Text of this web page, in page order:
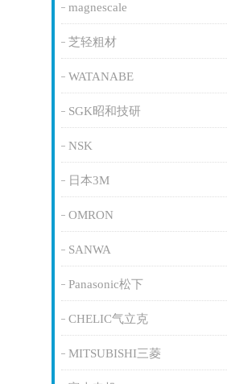
magnescale
芝轻粗材
WATANABE
SGK昭和技研
NSK
日本3M
OMRON
SANWA
Panasonic松下
CHELIC气立克
MITSUBISHI三菱